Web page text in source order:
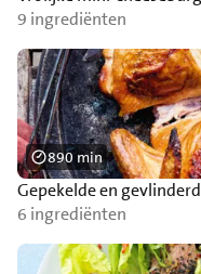
9 ingrediënten
Gepekelde en
6 ingrediënten
890 min